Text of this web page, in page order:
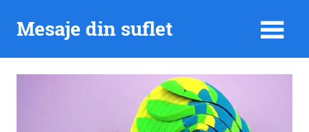
Mesaje din suflet